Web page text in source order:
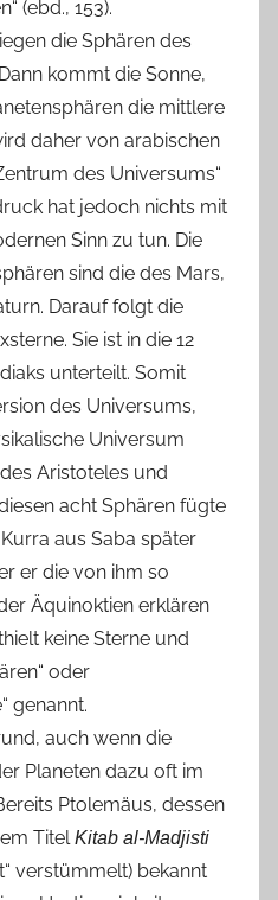
(ebd., 153).
die Sphären des
kommt die Sonne,
die mittlere
daher von arabischen
des Universums“
hat jedoch nichts mit
Sinn zu tun. Die
sind die des Mars,
Darauf folgt die
Sie ist in die 12
unterteilt. Somit
des Universums,
Universum
Aristoteles und
acht Sphären fügte
aus Saba später
er die von ihm so
Äquinoktien erklären
keine Sterne und
oder
genannt.
auch wenn die
Planeten dazu oft im
Ptolemäus, dessen
Titel Kitab al-Madjisti
verstümmelt) bekannt